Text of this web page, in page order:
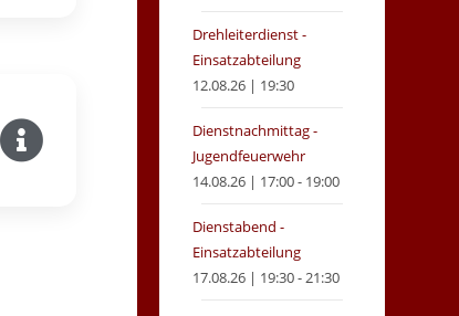
Drehleiterdienst -
Einsatzabteilung
12.08.26 | 19:30
Dienstnachmittag -
Jugendfeuerwehr
14.08.26 | 17:00 - 19:00
Dienstabend -
Einsatzabteilung
17.08.26 | 19:30 - 21:30